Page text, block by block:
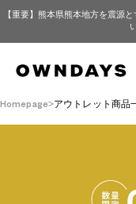
【重要】熊本県熊本地方を震源
Homepage アウトレット商品